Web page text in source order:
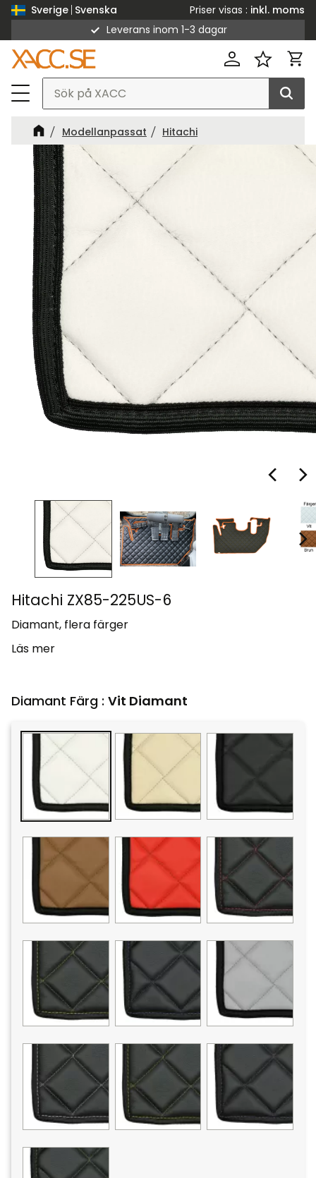
Sverige Svenska Priser visas
inkl. moms
Leverans inom 1-3 dagar
Modellanpassat Hitachi
Hitachi ZX85-225US-6
Diamant, flera färger
Läs mer
Diamant Färg : Vit Diamant